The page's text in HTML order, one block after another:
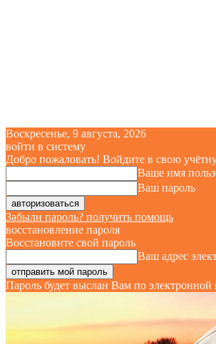
Воскресенье, 9 августа, 2026
войти в систему
Добро пожаловать! Войдите в свою
Ваше имя
Ваш пароль
Забыли пароль? получить помощь
восстановление пароля
Восстановите свой пароль
Ваш адрес
Пароль будет выслан Вам по электронной